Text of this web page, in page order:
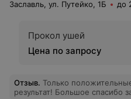
Заславль, ул. Путейко, 1Б до
Прокол ушей
Цена по запросу
Отзыв. Только
результат! Большое спасибо